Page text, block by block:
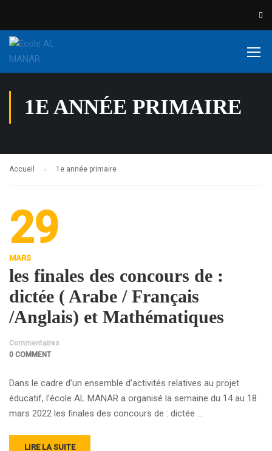
1E ANNÉE PRIMAIRE
Accueil 1e année primaire
29
MARS
les finales des concours de :
dictée ( Arabe / Français
/Anglais) et Mathématiques
Commentaires
0 COMMENT
Dans le cadre d’un ensemble d’activités relatives au projet
éducatif, l’école AL MANAR a organisé la semaine du 14 au 18
mars 2022 les finales des concours de : dictée …
LIRE LA SUITE